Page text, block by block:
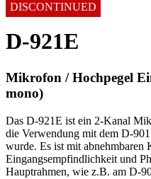
DISCONTINUED
D-921E
Mikrofon / Hochpegel
mono)
Das D-921E ist ein 2-Kanal
die Verwendung mit dem D-
wurde. Es ist mit abnehmbaren
Eingangsempfindlichkeit und
Hauptrahmen, wie z.B. am D-